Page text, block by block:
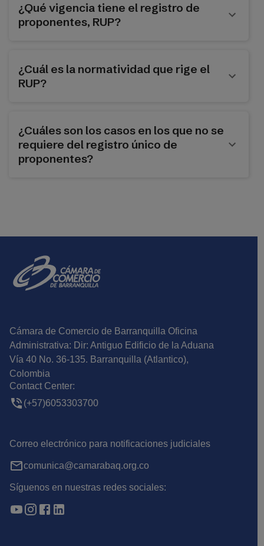
¿Qué vigencia tiene el registro de
proponentes, RUP?
¿Cuál es la normatividad que rige el
RUP?
¿Cuáles son los casos en los que no se
requiere del registro único de
proponentes?
Cámara de Comercio de Barranquilla Oficina
Administrativa: Dir: Antiguo Edificio de la Aduana
Vía 40 No. 36-135. Barranquilla (Atlantico),
Colombia
Contact Center:
(+57)6053303700
Correo electrónico para notificaciones judiciales
comunica@camarabaq.org.co
Síguenos en nuestras redes sociales: